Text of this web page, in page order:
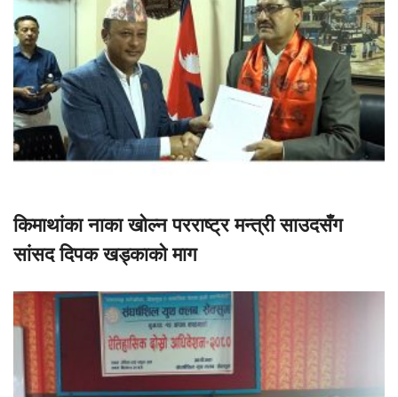
किमाथांका नाका खोल्न परराष्ट्र मन्त्री साउदसँग
सांसद दिपक खड्काको माग